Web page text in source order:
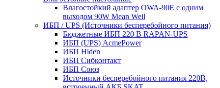
Влагостойкий адаптер OWA-90E с одним
выходом 90W Mean Well
ИБП / UPS (Источники бесперебойного питания)
Бюджетные ИБП 220 В RAPAN-UPS
ИБП (UPS) AcmePower
ИБП Hiden
ИБП Сибконтакт
ИБП Союз
Источники бесперебойного питания 220В,